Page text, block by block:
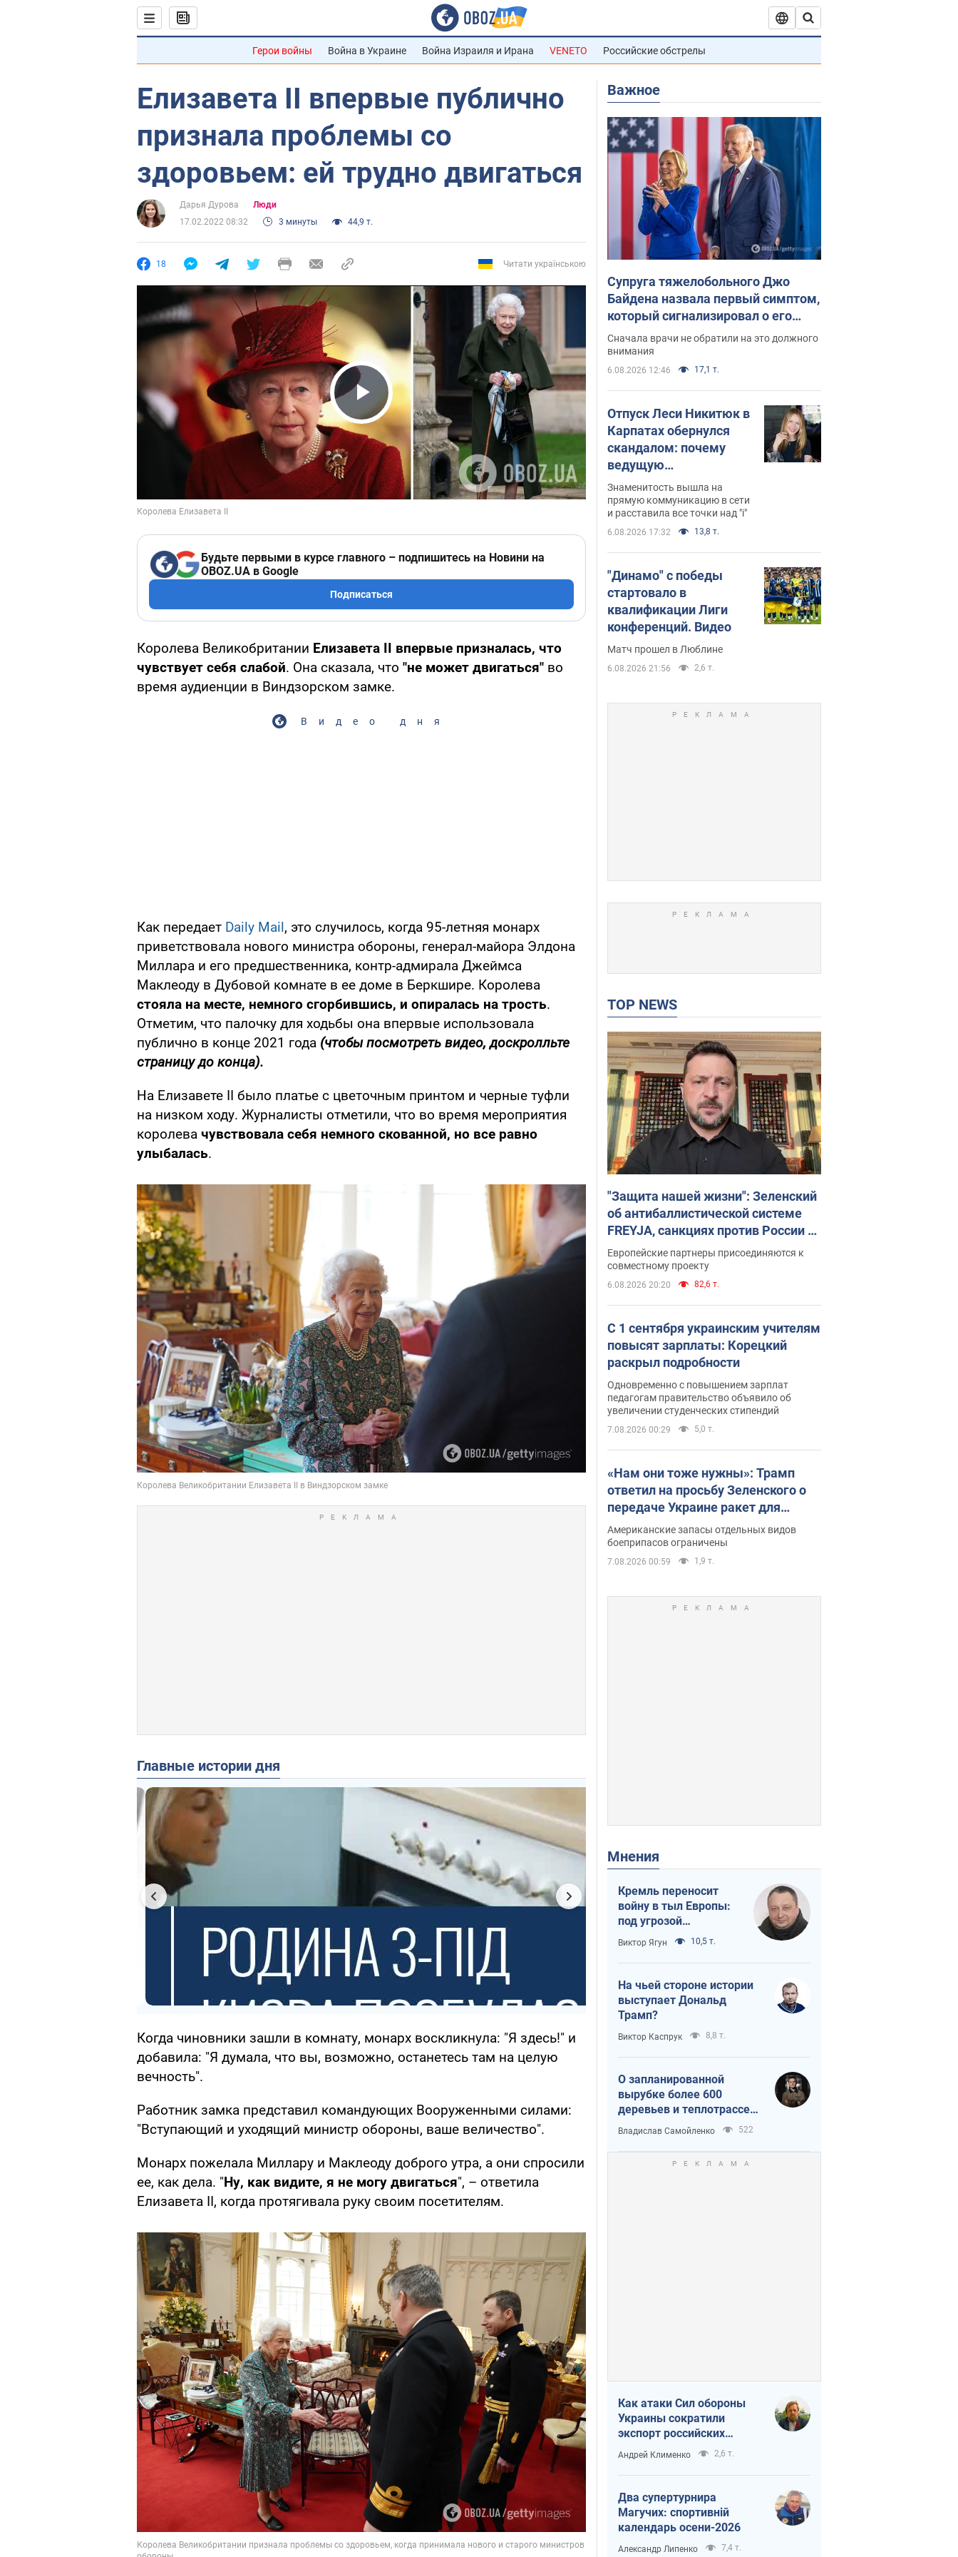
Герои войны Война в Украине Война Израиля и Ирана VENETO Российские обстрелы
Елизавета II впервые публично
признала проблемы со
здоровьем: ей трудно двигаться
Дарья Дурова
Люди
17.02.2022 08:32
3 минуты 44,9 т.
18 Читати українською
Play Video
Будьте первыми в курсе главного – подпишитесь на Новини на
OBOZ.UA в Google
Подписаться
Королева Великобритании Елизавета ІІ впервые призналась, что
чувствует себя слабой. Она сказала, что "не может двигаться" во
время аудиенции в Виндзорском замке.
Видео дня
Как передает Daily Mail, это случилось, когда 95-летняя монарх
приветствовала нового министра обороны, генерал-майора Элдона
Миллара и его предшественника, контр-адмирала Джеймса
Маклеоду в Дубовой комнате в ее доме в Беркшире. Королева
стояла на месте, немного сгорбившись, и опиралась на трость.
Отметим, что палочку для ходьбы она впервые использовала
публично в конце 2021 года (чтобы посмотреть видео, доскролльте
страницу до конца).
На Елизавете ІІ было платье с цветочным принтом и черные туфли
на низком ходу. Журналисты отметили, что во время мероприятия
королева чувствовала себя немного скованной, но все равно
улыбалась.
Главные истории дня
Когда чиновники зашли в комнату, монарх воскликнула: "Я здесь!" и
добавила: "Я думала, что вы, возможно, останетесь там на целую
вечность".
Работник замка представил командующих Вооруженными силами:
"Вступающий и уходящий министр обороны, ваше величество".
Монарх пожелала Миллару и Маклеоду доброго утра, а они спросили
ее, как дела. "Ну, как видите, я не могу двигаться", – ответила
Елизавета ІІ, когда протягивала руку своим посетителям.
Важное
Супруга тяжелобольного Джо
Байдена назвала первый симптом,
который сигнализировал о его
"агрессивном" раке
Сначала врачи не обратили на это должного
внимания
6.08.2026 12:46 17,1 т.
Отпуск Леси Никитюк в
Карпатах обернулся
скандалом: почему
ведущую
несправедливо
захейтили
Знаменитость вышла на
прямую коммуникацию в сети
и расставила все точки над "i"
6.08.2026 17:32 13,8 т.
"Динамо" с победы
стартовало в
квалификации Лиги
конференций. Видео
Матч прошел в Люблине
6.08.2026 21:56 2,6 т.
TOP NEWS
"Защита нашей жизни": Зеленский
об антибаллистической системе
FREYJA, санкциях против России и
поддержке аграриев. Видео
Европейские партнеры присоединяются к
совместному проекту
6.08.2026 20:20 82,6 т.
С 1 сентября украинским учителям
повысят зарплаты: Корецкий
раскрыл подробности
Одновременно с повышением зарплат
педагогам правительство объявило об
увеличении студенческих стипендий
7.08.2026 00:29 5,0 т.
«Нам они тоже нужны»: Трамп
ответил на просьбу Зеленского о
передаче Украине ракет для
Patriot
Американские запасы отдельных видов
боеприпасов ограничены
7.08.2026 00:59 1,9 т.
Мнения
Кремль переносит
войну в тыл Европы:
под угрозой
критическая
логистика
Виктор Ягун 10,5 т.
На чьей стороне истории
выступает Дональд
Трамп?
Виктор Каспрук 8,8 т.
О запланированной
вырубке более 600
деревьев и теплотрассе:
что происходит на
Теремках в Киеве
Владислав Самойленко 522
Как атаки Сил обороны
Украины сократили
экспорт российских
нефтепродуктов
Андрей Клименко 2,6 т.
Два супертурнира
Магучих: спортивній
календарь осени-2026
Александр Липенко 7,4 т.